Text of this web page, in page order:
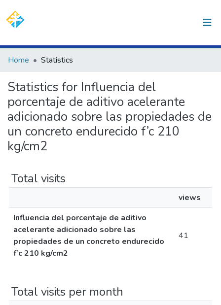
(current)
Communities & Collections
Home Statistics
Statistics for Influencia del
porcentaje de aditivo acelerante
adicionado sobre las propiedades de
un concreto endurecido f’c 210
kg/cm2
Total visits
views
Influencia del porcentaje de aditivo
acelerante adicionado sobre las
propiedades de un concreto endurecido
f’c 210 kg/cm2
41
Total visits per month